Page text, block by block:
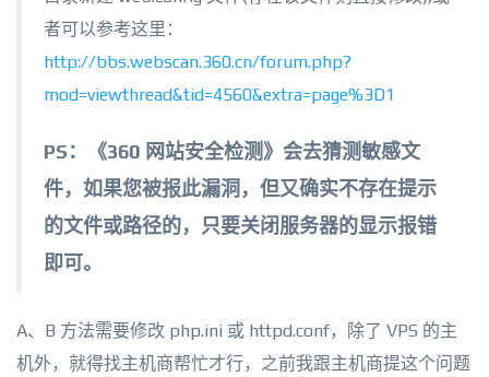
者可以参考这里：
http://bbs.webscan.360.cn/forum.php?
mod=viewthread&tid=4560&extra=page%3D1
PS：《360 网站安全检测》会去猜测敏感文
件，如果您被报此漏洞，但又确实不存在提示
的文件或路径的，只要关闭服务器的显示报错
即可。
A、B 方法需要修改 php.ini 或 httpd.conf，除了 VPS 的主
机外，就得找主机商帮忙才行，之前我跟主机商提这个问题